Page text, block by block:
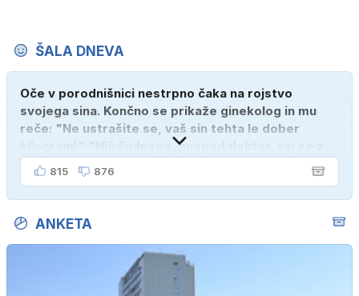
ŠALA DNEVA
Oče v porodnišnici nestrpno čaka na rojstvo
svojega sina. Končno se prikaže ginekolog in mu
reče: "Ne ustrašite se, vaš sin tehta le dober
kilogram!" "Nič čudnega, gospod doktor, saj se z
ženo poznava šele tri mesece."
815 876
ANKETA